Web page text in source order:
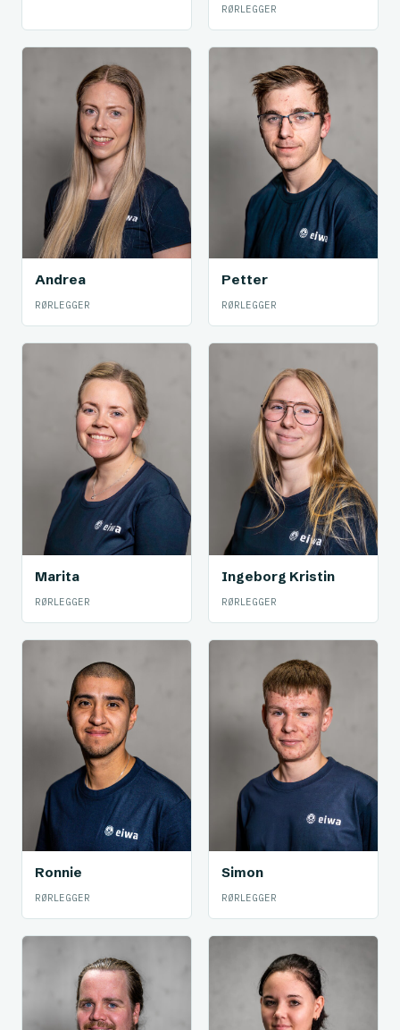
RØRLEGGER
Andrea
RØRLEGGER
Petter
RØRLEGGER
Marita
RØRLEGGER
Ingeborg Kristin
RØRLEGGER
Ronnie
RØRLEGGER
Simon
RØRLEGGER